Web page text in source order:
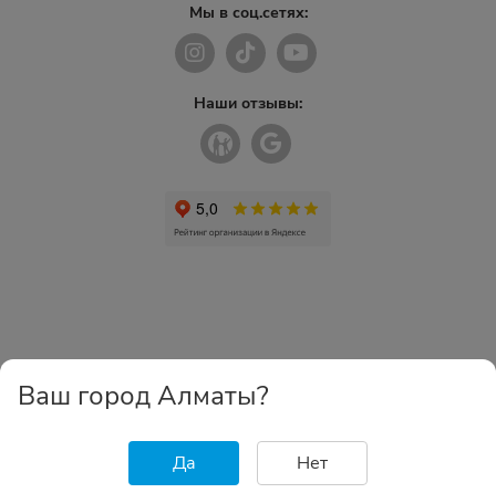
Мы в соц.сетях:
Наши отзывы:
Ваш город Алматы?
Да Нет